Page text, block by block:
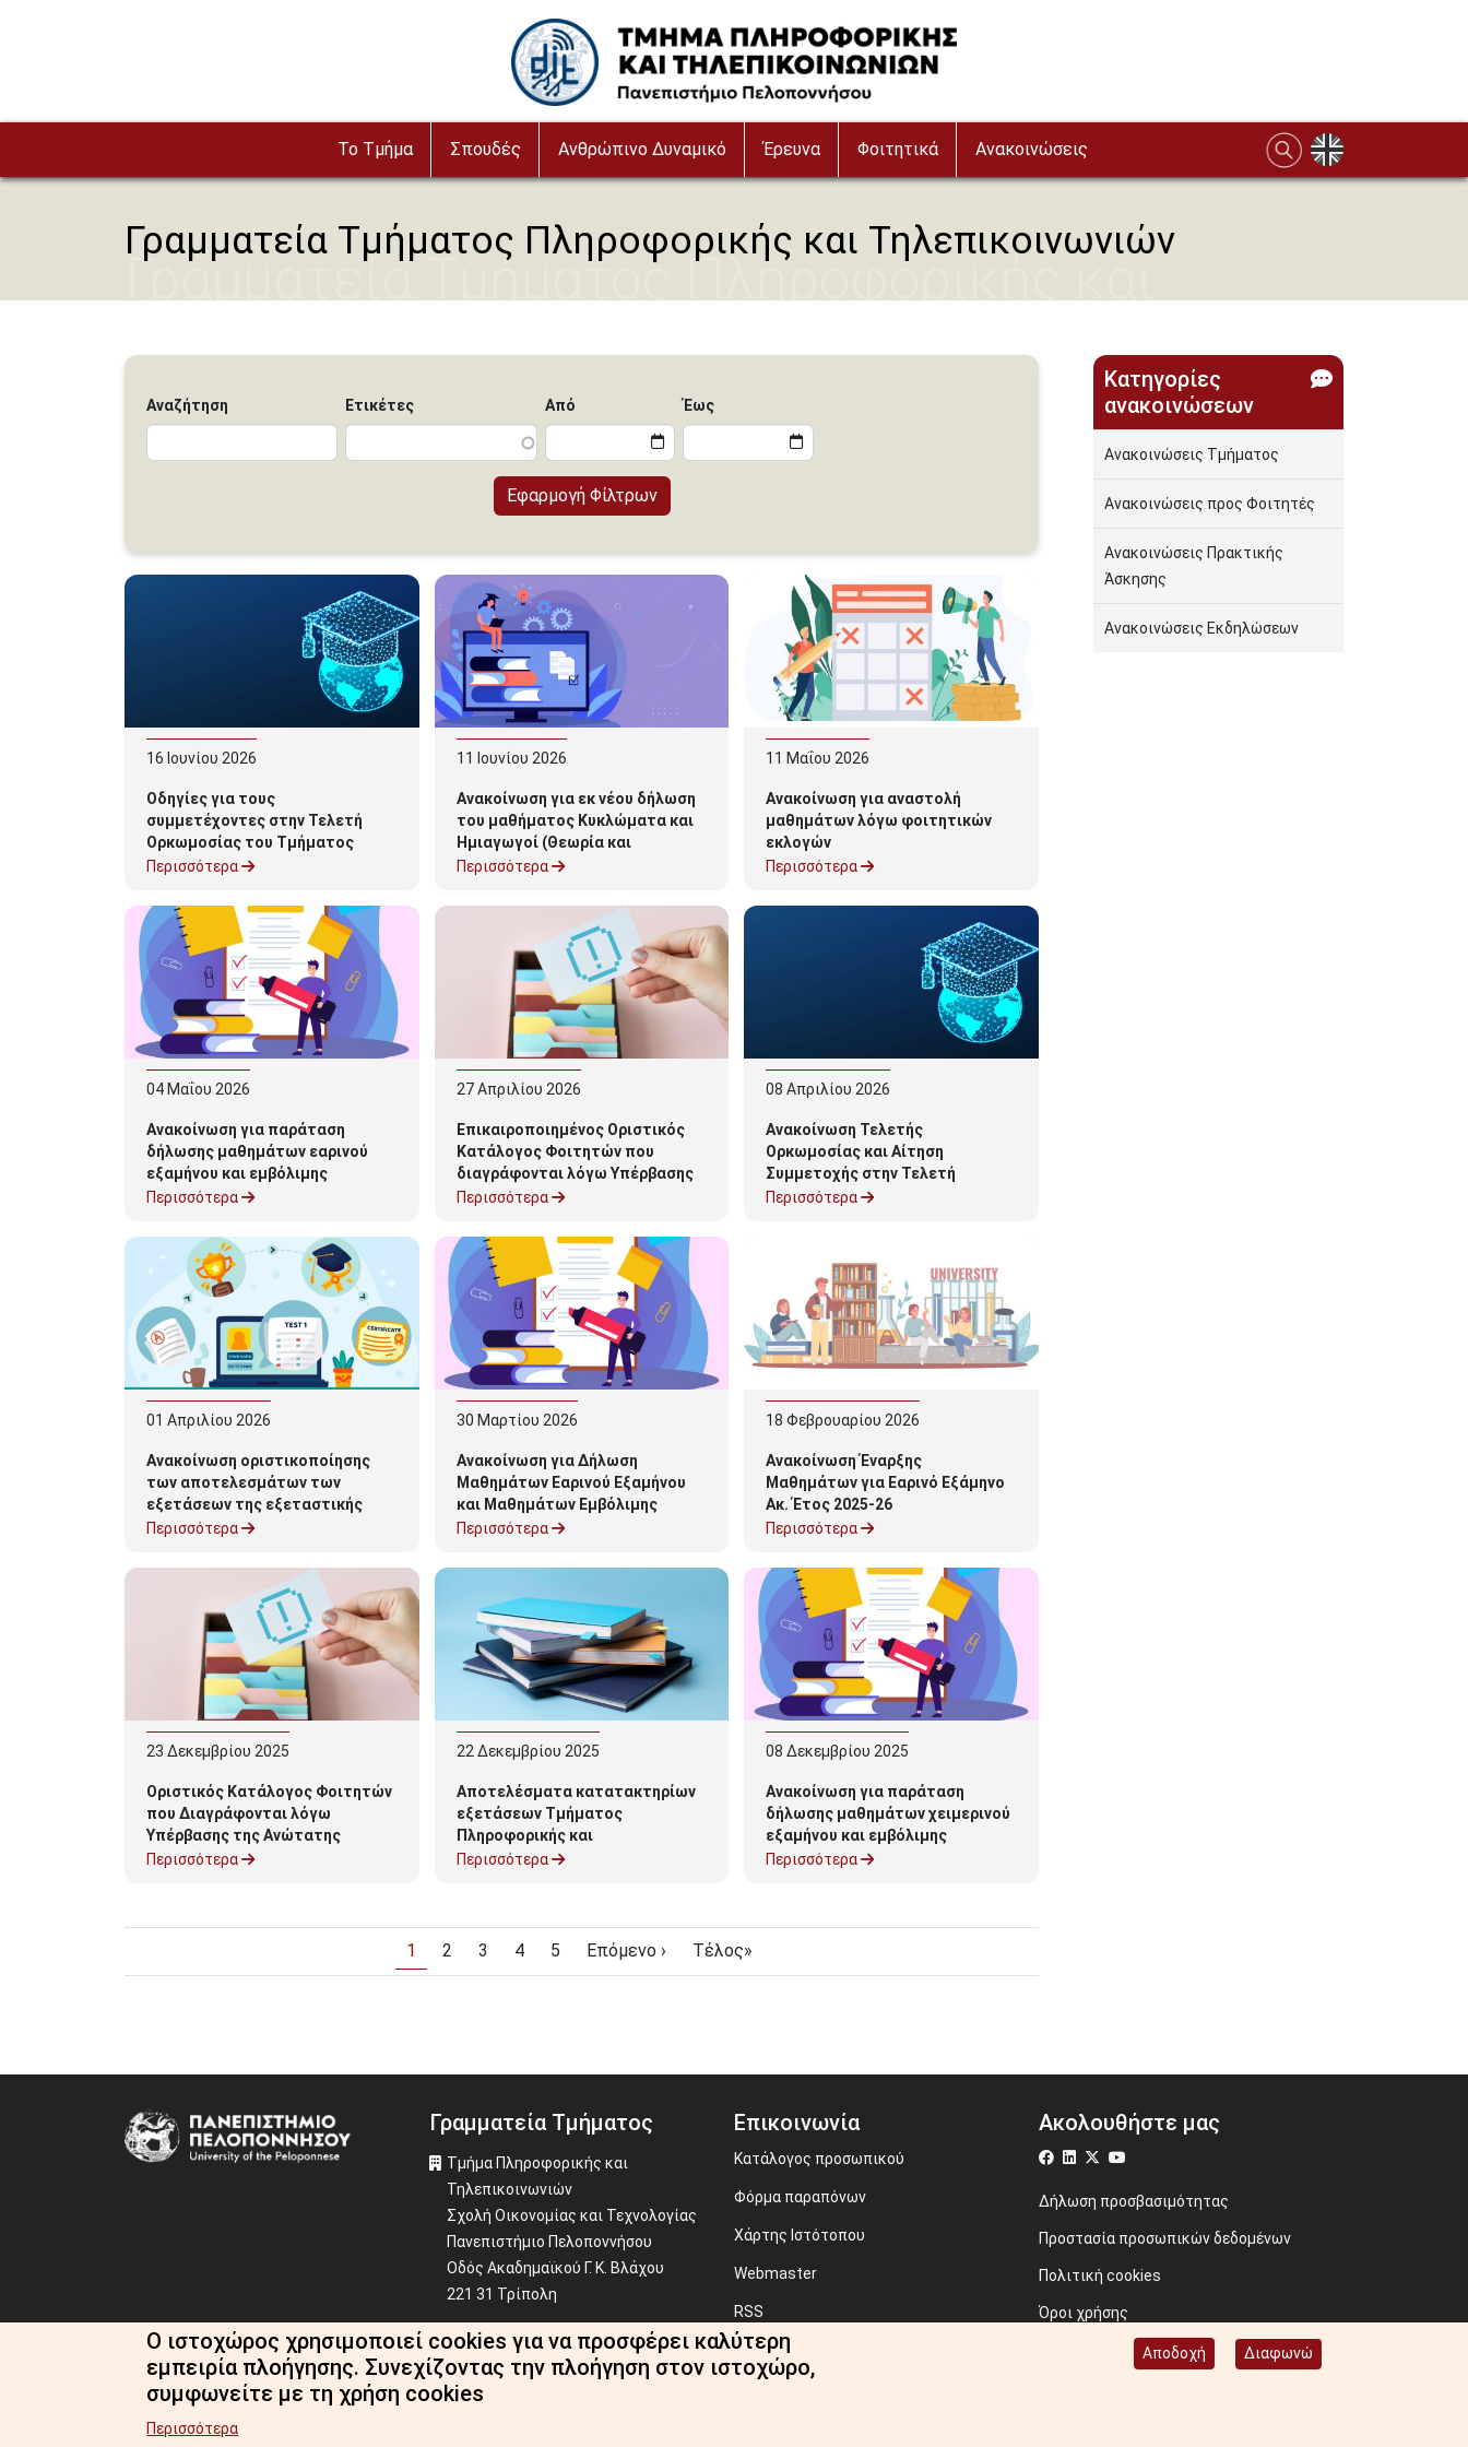
Image
Το Τμήμα Σπουδές Ανθρώπινο Δυναμικό Έρευνα Φοιτητικά Ανακοινώσεις
Γραμματεία Τμήματος Πληροφορικής και Τηλεπικοινωνιών
Γραμματεία Τμήματος Πληροφορικής και
Τηλεπικοινωνιών
Αναζήτηση Ετικέτες Από Έως
16 Ιουνίου 2026
Οδηγίες για τους
συμμετέχοντες στην Τελετή
Ορκωμοσίας του Τμήματος
Πληροφορικής και
Περισσότερα
11 Ιουνίου 2026
Ανακοίνωση για εκ νέου δήλωση
του μαθήματος Κυκλώματα και
Ημιαγωγοί (Θεωρία και
Εργαστήριο)
Περισσότερα
11 Μαΐου 2026
Ανακοίνωση για αναστολή
μαθημάτων λόγω φοιτητικών
εκλογών
Περισσότερα
04 Μαΐου 2026
Ανακοίνωση για παράταση
δήλωσης μαθημάτων εαρινού
εξαμήνου και εμβόλιμης
εξεταστικής περιόδου 2026
Περισσότερα
27Απριλίου 2026
Επικαιροποιημένος Οριστικός
Κατάλογος Φοιτητών που
διαγράφονται λόγω Υπέρβασης
της Ανώτατης Διάρκειας
Περισσότερα
08 Απριλίου 2026
Ανακοίνωση Τελετής
Ορκωμοσίας και Αίτηση
Συμμετοχής στην Τελετή
Ορκωμοσίας 2026
Περισσότερα
01 Απριλίου 2026
Ανακοίνωση οριστικοποίησης
των αποτελεσμάτων των
εξετάσεων της εξεταστικής
περιόδου του Φεβρουαρίου 2026
Περισσότερα
30 Μαρτίου 2026
Ανακοίνωση για Δήλωση
Μαθημάτων Εαρινού Εξαμήνου
και Μαθημάτων Εμβόλιμης
Εξεταστικής Περιόδου 2026
Περισσότερα
18 Φεβρουαρίου 2026
Ανακοίνωση Έναρξης
Μαθημάτων για Εαρινό Εξάμηνο
Ακ. Έτος 2025-26
Περισσότερα
23 Δεκεμβρίου 2025
Οριστικός Κατάλογος Φοιτητών
που Διαγράφονται λόγω
Υπέρβασης της Ανώτατης
Χρονικής Διάρκειας Φοίτησης
Περισσότερα
22 Δεκεμβρίου 2025
Αποτελέσματα κατατακτηρίων
εξετάσεων Τμήματος
Πληροφορικής και
Τηλεπικοινωνιών για το
Περισσότερα
08 Δεκεμβρίου 2025
Ανακοίνωση για παράταση
δήλωσης μαθημάτων χειμερινού
εξαμήνου και εμβόλιμης
εξεταστικής περιόδου 2025
Περισσότερα
Σελιδοποίηση
Τρέχουσα σελίδα
1 Page
2 Page
3 Page
4 Page
5 Next page
Επόμενο › Last page
Τέλος»
Κατηγορίες
ανακοινώσεων
Ανακοινώσεις Τμήματος
Ανακοινώσεις προς Φοιτητές
Ανακοινώσεις Πρακτικής
Άσκησης
Ανακοινώσεις Εκδηλώσεων
Image Γραμματεία Τμήματος
Τμήμα Πληροφορικής και
Τηλεπικοινωνιών
Σχολή Οικονομίας και Τεχνολογίας
Πανεπιστήμιο Πελοποννήσου
Οδός Ακαδημαϊκού Γ. Κ. Βλάχου
221 31 Τρίπολη
+30 2710 372 293
dit-secr@uop.gr
Επικοινωνία
Κατάλογος προσωπικού
Φόρμα παραπόνων
Χάρτης Ιστότοπου
Webmaster
RSS
Ακολουθήστε μας
Δήλωση προσβασιμότητας
Προστασία προσωπικών δεδομένων
Πολιτική cookies
Όροι χρήσης
Προηγούμενος ιστότοπος
Ο ιστοχώρος χρησιμοποιεί cookies για να προσφέρει καλύτερη
εμπειρία πλοήγησης. Συνεχίζοντας την πλοήγηση στον ιστοχώρο,
συμφωνείτε με τη χρήση cookies
Περισσότερα
Αποδοχή Διαφωνώ